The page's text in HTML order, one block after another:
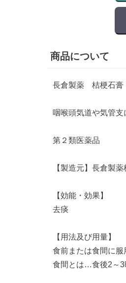
商品について
長倉製薬 桔梗石
咽喉頭気道や気管
第２類医薬品
【製造元】長倉製
【効能・効果】
去痰
【用法及び用量】
食前または食間に服
食間とは…食後2～3